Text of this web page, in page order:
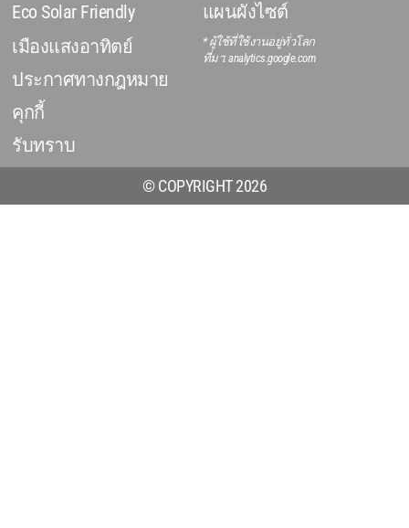
Eco Solar Friendly
เมืองแสงอาทิตย์
ประกาศทางกฎหมาย
คุกกี้
รับทราบ
แผนผังไซต์
* ผู้ใช้ที่ใช้งานอยู่ทั่วโลก
ที่มา: analytics.google.com
© COPYRIGHT 2026